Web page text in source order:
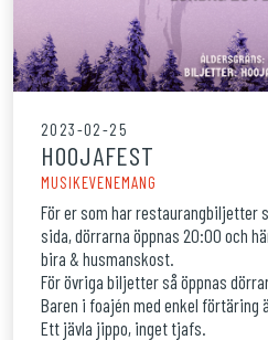
2023-02-25
HOOJAFEST
MUSIKEVENEMANG
För er som har restaurangbiljetter
sida, dörrarna öppnas 20:00 och
bira & husmanskost.
För övriga biljetter så öppnas
Baren i foajén med enkel förtäring
Ett jävla jippo, inget tjafs.